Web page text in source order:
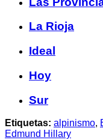
La Rioja
Ideal
Hoy
Sur
Etiquetas: alpinismo,
Edmund Hillary